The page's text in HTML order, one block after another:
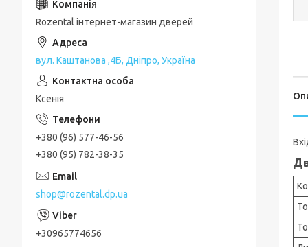
Rozental інтернет-магазин дверей
вул. Каштанова ,4Б, Дніпро, Україна
Ксенія
+380 (96) 577-46-56
+380 (95) 782-38-35
shop@rozental.dp.ua
+30965774656